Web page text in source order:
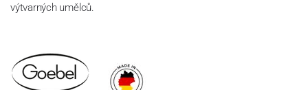
výtvarných umělců.